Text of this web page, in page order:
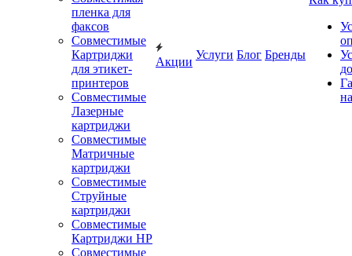
пленка для
факсов
Совместимые
Картриджи
для этикет-
принтеров
Совместимые
Лазерные
картриджи
Совместимые
Матричные
картриджи
Совместимые
Струйные
картриджи
Совместимые
Картриджи HP
Совместимые
Акции
Услуги Блог Бренды